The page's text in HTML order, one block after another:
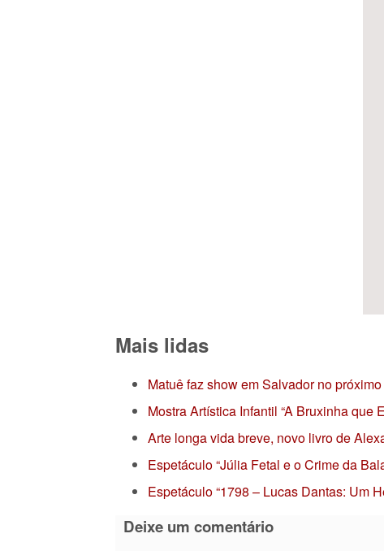
Mais lidas
Matuê faz show em Salvador no
Mostra Artística Infantil “A Bruxinha
Arte longa vida breve, novo livro de
Espetáculo “Júlia Fetal e o Crime da
Espetáculo “1798 – Lucas Dantas: Um
Deixe um comentário